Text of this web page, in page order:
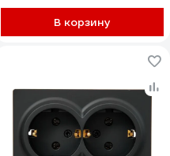
В корзину